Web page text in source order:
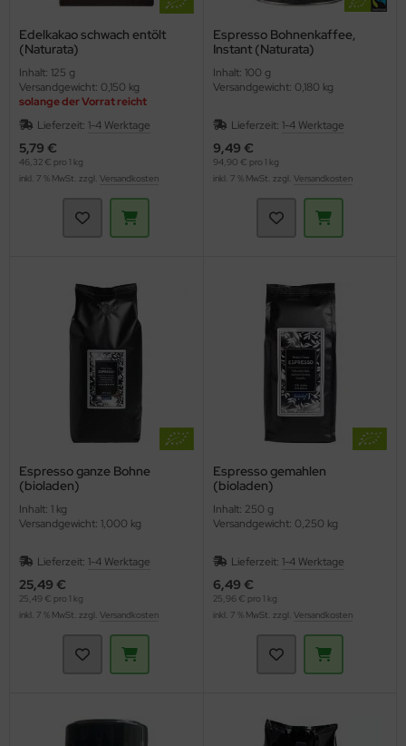
Edelkakao schwach entölt
(Naturata)
Inhalt: 125 g
Versandgewicht: 0,150 kg
solange der Vorrat reicht
Staffelpreise
Lieferzeit: 1-4 Werktage
5,79 €
46,32 € pro 1 kg
inkl. 7 % MwSt. zzgl. Versandkosten
Espresso Bohnenkaffee,
Instant (Naturata)
Inhalt: 100 g
Versandgewicht: 0,180 kg
Lieferzeit: 1-4 Werktage
9,49 €
94,90 € pro 1 kg
inkl. 7 % MwSt. zzgl. Versandkosten
Espresso ganze Bohne
(bioladen)
Inhalt: 1 kg
Versandgewicht: 1,000 kg
Lieferzeit: 1-4 Werktage
25,49 €
25,49 € pro 1 kg
inkl. 7 % MwSt. zzgl. Versandkosten
Espresso gemahlen
(bioladen)
Inhalt: 250 g
Versandgewicht: 0,250 kg
Lieferzeit: 1-4 Werktage
6,49 €
25,96 € pro 1 kg
inkl. 7 % MwSt. zzgl. Versandkosten